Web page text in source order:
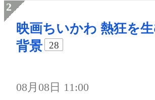
映画ちいかわ 熱狂を
背景
28
08月08日 11:00